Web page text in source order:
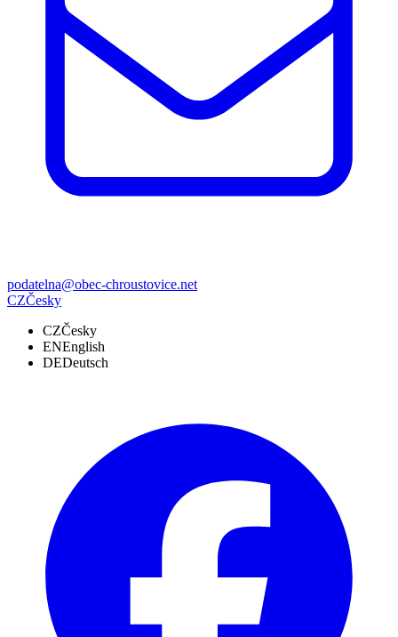
podatelna@obec-chroustovice.net
CZČesky
CZČesky
ENEnglish
DEDeutsch